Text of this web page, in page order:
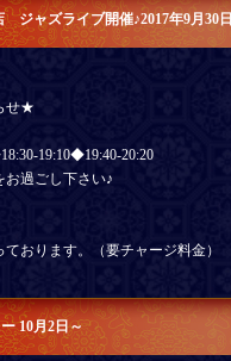
ャズライブ開催♪2017年9月30日
せ★
19:10◆19:40-20:20
過ごし下さい♪
おります。（要チャージ料金）
10月2日～